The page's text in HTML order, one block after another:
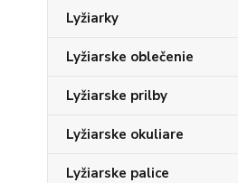
Lyžiarky
Lyžiarske oblečenie
Lyžiarske prilby
Lyžiarske okuliare
Lyžiarske palice